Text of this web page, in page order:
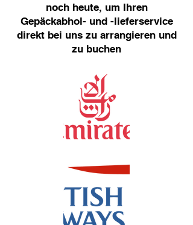
noch heute, um Ihren
Gepäckabhol- und -lieferservice
direkt bei uns zu arrangieren und
zu buchen